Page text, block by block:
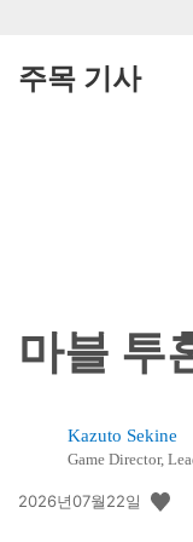
주목 기사
마블 투
Kazuto Sekine
Game Director,
공
2026년07월22일